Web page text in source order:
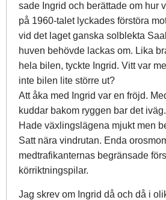
sade Ingrid och berättade om hur
på 1960-talet lyckades förstöra
vid det laget ganska solblekta
huven behövde lackas om. Lika
hela bilen, tyckte Ingrid. Vitt var
inte bilen lite större ut?
Att åka med Ingrid var en fröjd.
kuddar bakom ryggen bar det
Hade växlingslägena mjukt men
Satt nära vindrutan. Enda
medtrafikanternas begränsade
körriktningspilar.
Jag skrev om Ingrid då och då i